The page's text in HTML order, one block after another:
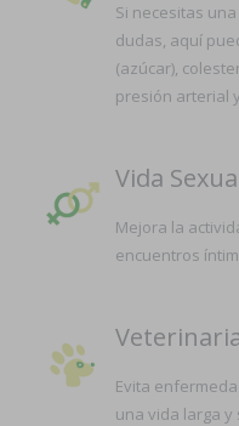
Si necesitas
dudas, aquí
(azúcar),
presión arterial
Vida
Mejora la
encuentros
Evita
una vida larga y